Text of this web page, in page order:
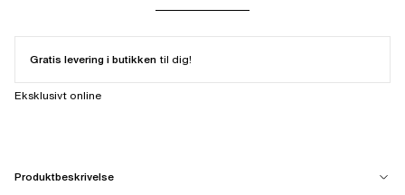
Gratis levering i butikken til dig!
Eksklusivt online
Produktbeskrivelse